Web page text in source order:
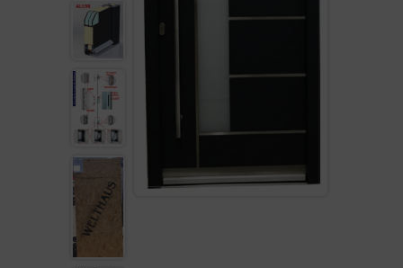
VON KUNDEN VERKAUFT
GEFRÄST
SEITENTEIL
FENSTER
KUNSTSTOFF HAUSTÜR
TERRASSENTÜR